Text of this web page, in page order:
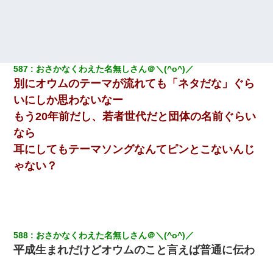
【衝撃】女友達から行為中に告白されてOKした結果
【唖然】帰宅したら旦那のスポーツカーが消えていた。警察『目
立つし、すぐ見つかるかもしれません』→ 数時間後・・警察『××
さんご存じですか？』
妹が嘘つきな元カレと寄りを戻してしまったという話をしていた
ら、旦那の顔が曇って雰囲気が一転。そそくさと話を切り上げて
童貞俺、宅飲みした女友達2人を家に泊めた結果ｗｗｗｗｗｗ
587 おさかなくわえた名無しさん＠＼(^o^)／
別にオウムのテーマが流れても「ネタだな」ぐら
いにしか思わないなー
もう20年前だし、若者世代だと団体の名前ぐらい
なら
耳にしてもテーマソングなんてピンとこないんじ
ゃない？
588 おさかなくわえた名無しさん＠＼(^o^)／
平成生まれだけどオウムのこと言えば普通に伝わ